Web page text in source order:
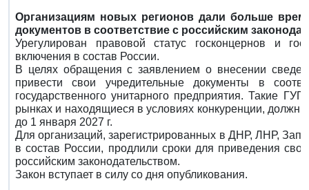
Организациям новых регионов дали больше
документов в соответствие с российским
Урегулирован правовой статус госконцернов и
включения в состав России.
В целях обращения с заявлением о внесении
привести свои учредительные документы в
государственного унитарного предприятия. Такие
рынках и находящиеся в условиях конкуренции,
до 1 января 2027 г.
Для организаций, зарегистрированных в ДНР, ЛНР,
в состав России, продлили сроки для приведения
российским законодательством.
Закон вступает в силу со дня опубликования.